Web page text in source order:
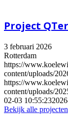
Project
3 februari 2026
Rotterdam
https://
content/uploads/
https://
content/uploads/
02-03 10:55:23
Bekijk alle projecten